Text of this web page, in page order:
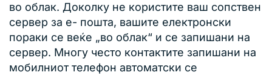
во облак. Доколку не користите ваш сопствен
сервер за е- пошта, вашите електронски
пораки се веќе „во облак“ и се запишани на
сервер. Многу често контактите запишани на
мобилниот телефон автоматски се